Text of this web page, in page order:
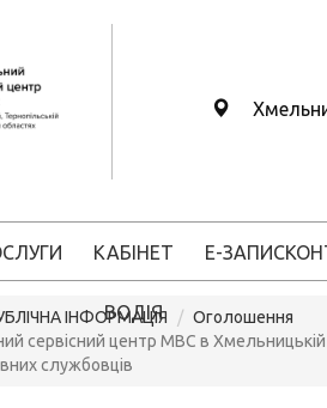
КАБІНЕТ
ВОДІЯ
Е-ЗАПИС
ІНФОРМАЦІЯ
Оголошення
сервісний центр МВС в
службовців